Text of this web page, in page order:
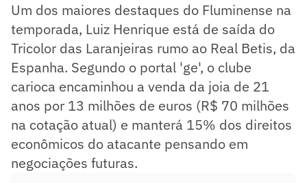
Um dos maiores destaques do Fluminense na
temporada, Luiz Henrique está de saída do
Tricolor das Laranjeiras rumo ao Real Betis, da
Espanha. Segundo o portal 'ge', o clube
carioca encaminhou a venda da joia de 21
anos por 13 milhões de euros (R$ 70 milhões
na cotação atual) e manterá 15% dos direitos
econômicos do atacante pensando em
negociações futuras.